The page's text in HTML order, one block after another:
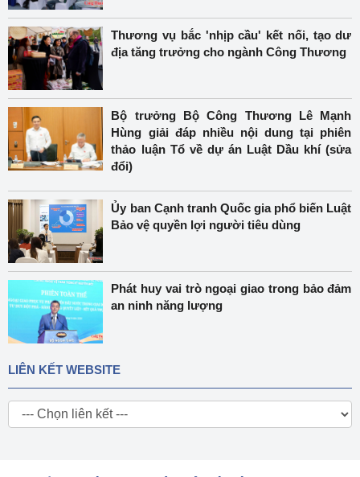
Thương vụ bắc 'nhịp cầu' kết nối, tạo dư
địa tăng trưởng cho ngành Công Thương
Bộ trưởng Bộ Công Thương Lê Mạnh
Hùng giải đáp nhiều nội dung tại phiên
thảo luận Tổ về dự án Luật Dầu khí (sửa
đổi)
Ủy ban Cạnh tranh Quốc gia phổ biến Luật
Bảo vệ quyền lợi người tiêu dùng
Phát huy vai trò ngoại giao trong bảo đảm
an ninh năng lượng
LIÊN KẾT WEBSITE